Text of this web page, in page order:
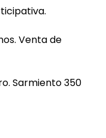
Venta de
Sarmiento 350